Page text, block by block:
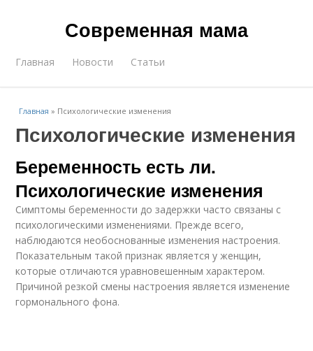
Современная мама
Главная Новости Статьи
Главная » Психологические изменения
Психологические изменения
Беременность есть ли.
Психологические изменения
Симптомы беременности до задержки часто связаны с
психологическими изменениями. Прежде всего,
наблюдаются необоснованные изменения настроения.
Показательным такой признак является у женщин,
которые отличаются уравновешенным характером.
Причиной резкой смены настроения является изменение
гормонального фона.